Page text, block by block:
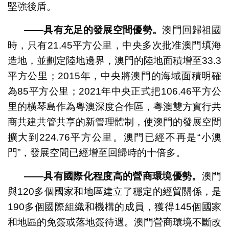
堅強後盾。
——具有充足的發展空間優勢。澳門回歸祖國
時，只有21.45平方公里，中央多次批准澳門填海
造地，並劃定陸地邊界，澳門的陸地面積增至33.3
平方公里；2015年，中央將澳門的海域面積明確
為85平方公里；2021年中央正式把106.46平方公
里的橫琴島作為粵澳深度合作區，粵澳雙方實行共
商共建共管共享的新管理體制，使澳門的發展空間
擴大到224.76平方公里。澳門已經不再是“小澳
門”，發展空間已經增至回歸時的十倍多。
——具有國際化程度高的營商環境優勢。 澳門
與120多個國家和地區建立了穩定的經貿關係，是
190多個國際組織和機構的成員，獲得145個國家
和地區的免簽或落地簽待遇。澳門營商環境不斷改